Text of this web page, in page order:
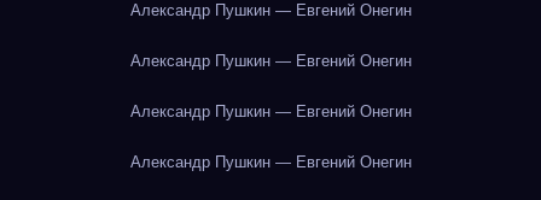
Александр Пушкин — Евгений Онегин
Александр Пушкин — Евгений Онегин
Александр Пушкин — Евгений Онегин
Александр Пушкин — Евгений Онегин